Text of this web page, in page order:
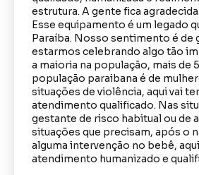
estrutura. A gente fica
Esse equipamento é um legado
Paraíba. Nosso sentimento é de
estarmos celebrando algo tão
a maioria na população, mais de
população paraibana é de
situações de violência, aqui vai
atendimento qualificado. Nas
gestante de risco habitual ou de
situações que precisam, após o
alguma intervenção no bebê,
atendimento humanizado e